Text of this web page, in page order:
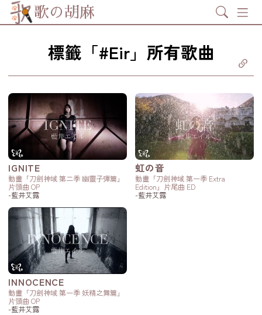
歌の胡麻 Search
標籤「#Eir」所有歌曲
鏈結
IGNITE
動畫「刀劍神域 第二季 幽靈子彈篇」
片頭曲 OP
-藍井艾露
虹の音
動畫「刀劍神域 第一季 Extra
Edition」片尾曲 ED
-藍井艾露
INNOCENCE
動畫「刀劍神域 第一季 妖精之舞篇」
片頭曲 OP
-藍井艾露